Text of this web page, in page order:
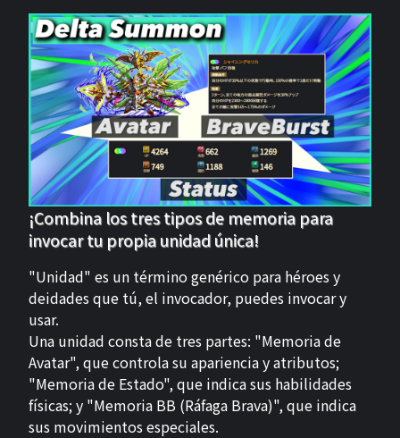
¡Combina los tres tipos de memoria para
invocar tu propia unidad única!
"Unidad" es un término genérico para héroes y
deidades que tú, el invocador, puedes invocar y
usar.
Una unidad consta de tres partes: "Memoria de
Avatar", que controla su apariencia y atributos;
"Memoria de Estado", que indica sus habilidades
físicas; y "Memoria BB (Ráfaga Brava)", que indica
sus movimientos especiales.